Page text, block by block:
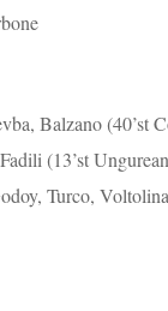
Balzano (40’st
(13’st
Turco, Voltolina